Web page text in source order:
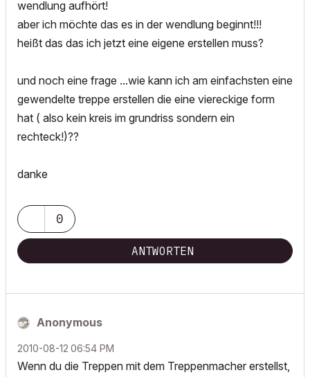
wendlung aufhört!
aber ich möchte das es in der wendlung beginnt!!!
heißt das das ich jetzt eine eigene erstellen muss?
und noch eine frage ...wie kann ich am einfachsten eine
gewendelte treppe erstellen die eine viereckige form
hat ( also kein kreis im grundriss sondern ein
rechteck!)??
danke
0
ANTWORTEN
Anonymous
‎2010-08-12 06:54 PM
Wenn du die Treppen mit dem Treppenmacher erstellst,